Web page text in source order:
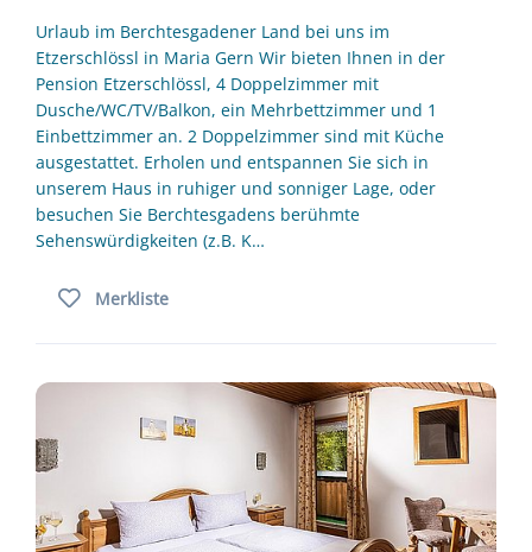
Urlaub im Berchtesgadener Land bei uns im
Etzerschlössl in Maria Gern Wir bieten Ihnen in der
Pension Etzerschlössl, 4 Doppelzimmer mit
Dusche/WC/TV/Balkon, ein Mehrbettzimmer und 1
Einbettzimmer an. 2 Doppelzimmer sind mit Küche
ausgestattet. Erholen und entspannen Sie sich in
unserem Haus in ruhiger und sonniger Lage, oder
besuchen Sie Berchtesgadens berühmte
Sehenswürdigkeiten (z.B. K…
Merkliste